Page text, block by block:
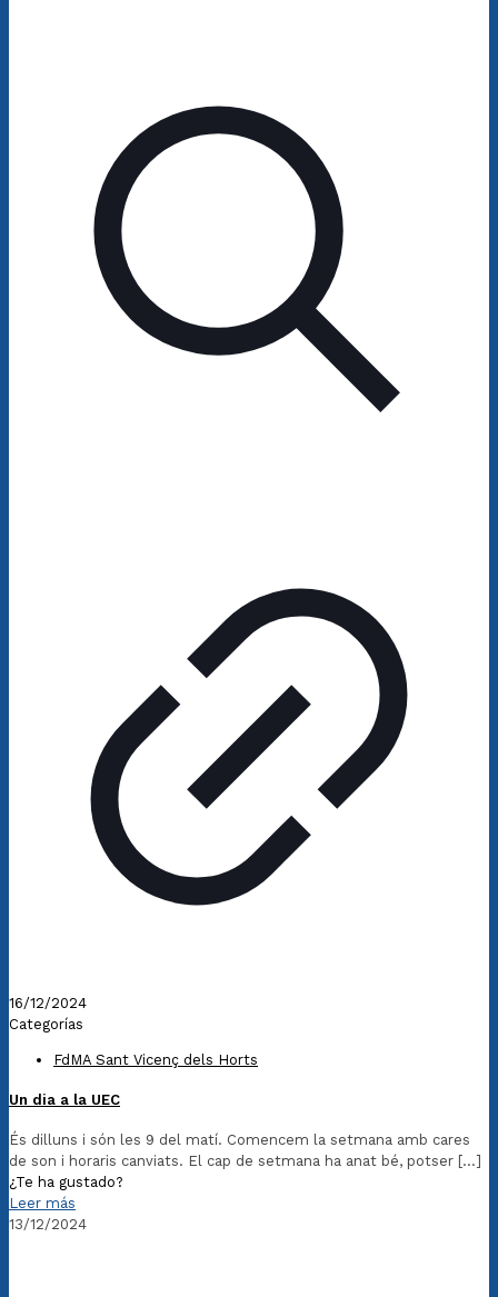
16/12/2024
Categorías
FdMA Sant Vicenç dels Horts
Un dia a la UEC
És dilluns i són les 9 del matí. Comencem la setmana amb cares
de son i horaris canviats. El cap de setmana ha anat bé, potser […]
¿Te ha gustado?
Leer más
13/12/2024